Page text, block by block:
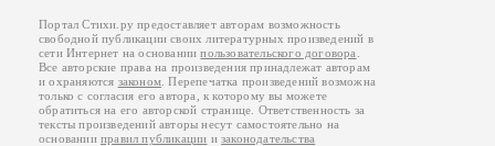
Портал Стихи.ру предоставляет авторам возможность
свободной публикации своих литературных произведений в
сети Интернет на основаниипользовательского договора
Все авторские права на произведения принадлежат авторам
и охраняются законом . Перепечатка произведений возможна
только с согласия его автора, к которому вы можете
обратиться на его авторской странице. Ответственность за
тексты произведений авторы несут самостоятельно на
основанииправил публикации изаконодательства